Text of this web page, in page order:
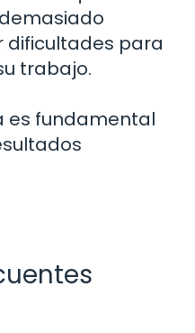
dificultades para
trabajo.
es fundamental